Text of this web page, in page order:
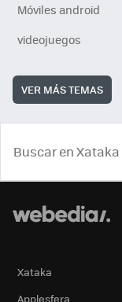
Móviles android
videojuegos
VER MÁS TEMAS
Xataka
Applesfera